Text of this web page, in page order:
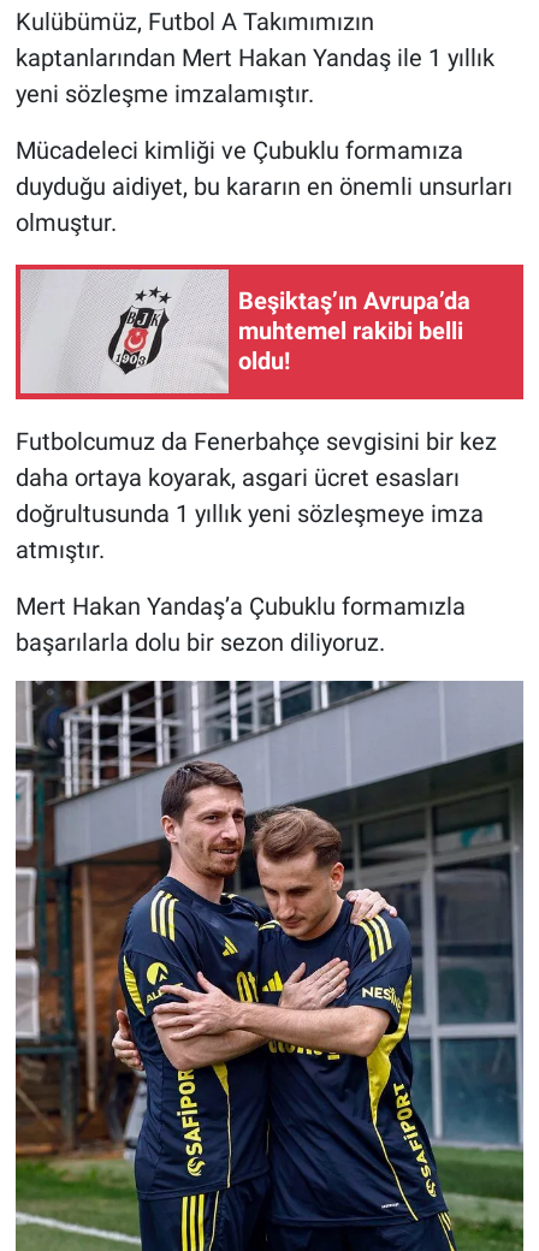
Kulübümüz, Futbol A Takımımızın
kaptanlarından Mert Hakan Yandaş ile 1 yıllık
yeni sözleşme imzalamıştır.
Mücadeleci kimliği ve Çubuklu formamıza
duyduğu aidiyet, bu kararın en önemli unsurları
olmuştur.
Beşiktaş’ın Avrupa’da
muhtemel rakibi belli
oldu!
Futbolcumuz da Fenerbahçe sevgisini bir kez
daha ortaya koyarak, asgari ücret esasları
doğrultusunda 1 yıllık yeni sözleşmeye imza
atmıştır.
Mert Hakan Yandaş’a Çubuklu formamızla
başarılarla dolu bir sezon diliyoruz.